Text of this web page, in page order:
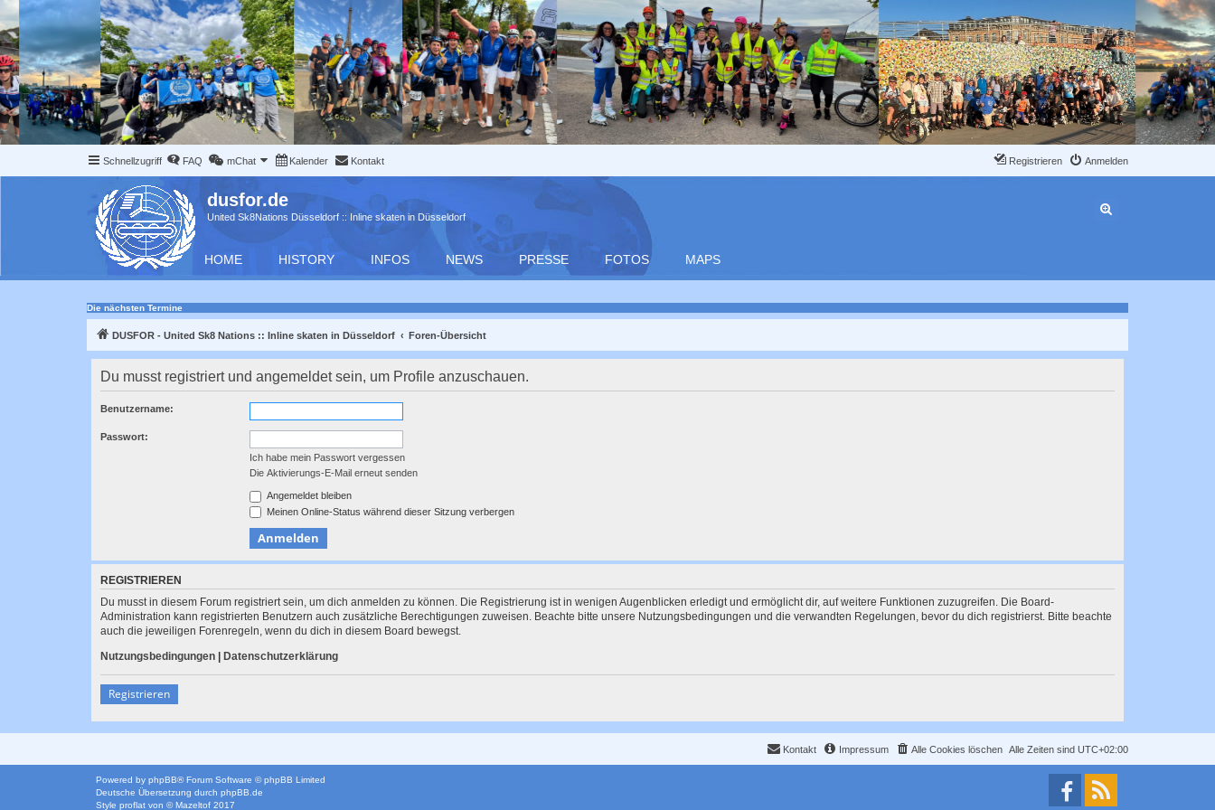
Schnellzugriff FAQ mChat Kalender Kontakt Anmelden
Registrieren
dusfor.de
United Sk8Nations Düsseldorf :: Inline skaten in Düsseldorf
HOME HISTORY INFOS NEWS PRESSE FOTOS MAPS
Die nächsten Termine
DUSFOR - United Sk8 Nations :: Inline skaten in Düsseldorf Foren-Übersicht
Du musst registriert und angemeldet sein, um Profile anzuschauen.
Benutzername:
Passwort:
Ich habe mein Passwort vergessen
Die Aktivierungs-E-Mail erneut senden
Angemeldet bleiben
Meinen Online-Status während dieser Sitzung verbergen
REGISTRIEREN
Du musst in diesem Forum registriert sein, um dich anmelden zu können. Die Registrierung ist in wenigen Augenblicken erledigt und ermöglicht dir, auf weitere Funktionen zuzugreifen. Die Board-
Administration kann registrierten Benutzern auch zusätzliche Berechtigungen zuweisen. Beachte bitte unsere Nutzungsbedingungen und die verwandten Regelungen, bevor du dich registrierst. Bitte beachte
auch die jeweiligen Forenregeln, wenn du dich in diesem Board bewegst.
Nutzungsbedingungen
Datenschutzerklärung
Registrieren
Alle Zeiten sind UTC+02:00
Alle Cookies löschen
Impressum
Kontakt
Powered by phpBB® Forum Software © phpBB Limited
Deutsche Übersetzung durch phpBB.de
Style proflat von ©Mazeltof 2017